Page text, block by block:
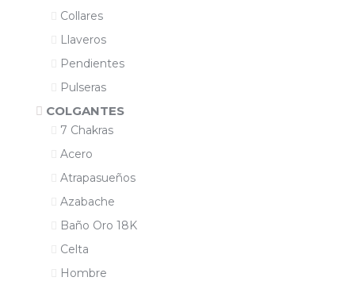
Collares
Llaveros
Pendientes
Pulseras
COLGANTES
7 Chakras
Acero
Atrapasueños
Azabache
Baño Oro 18K
Celta
Hombre